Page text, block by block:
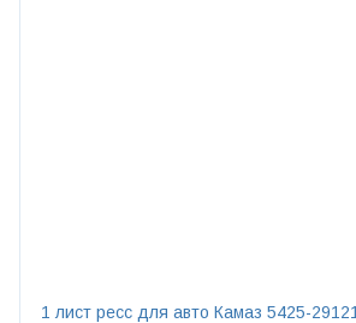
1 лист ресс для авто Камаз 5425-